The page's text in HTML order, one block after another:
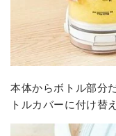
本体からボトル部分
トルカバーに付け替